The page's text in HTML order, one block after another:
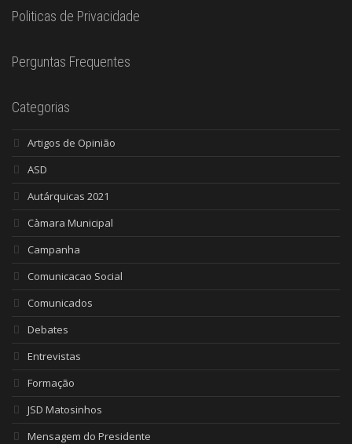
Politicas de Privacidade
Perguntas Frequentes
Categorias
Artigos de Opinião
ASD
Autárquicas 2021
Càmara Municipal
Campanha
Comunicacao Social
Comunicados
Debates
Entrevistas
Formação
JSD Matosinhos
Mensagem do Presidente